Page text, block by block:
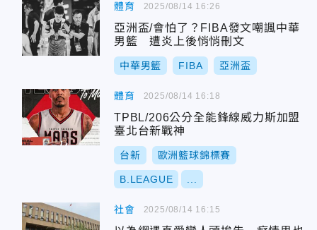
體育
亞洲盃/會怕了？FIBA發文嘲諷中華
男籃 遭炎上後悄悄刪文
中華男籃 FIBA 亞洲盃
2025/08/14 16:26
體育
TPBL/206公分全能鋒線威力斯加盟
臺北台新戰神
台新 歐洲籃球錦標賽
B.LEAGUE
2025/08/14 16:18
社會 2025/08/14 16:15